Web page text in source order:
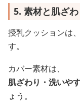
5. 素材と肌ざわ
授乳クッションは
す。
カバー素材は、
肌ざわり・洗いや
ょう。